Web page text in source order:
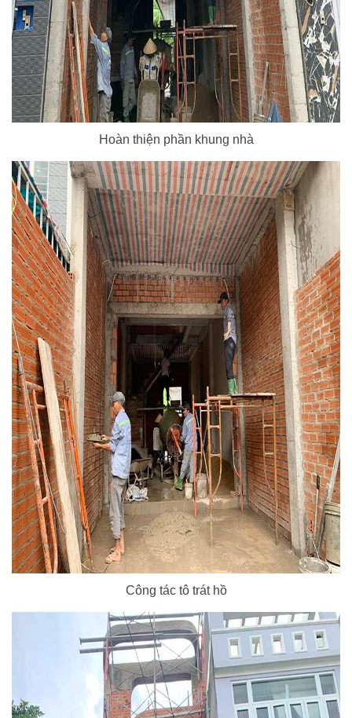
Hoàn thiện phần khung nhà
Công tác tô trát hồ